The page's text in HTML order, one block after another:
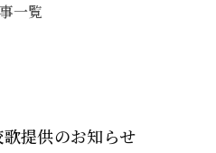
一覧
提供のお知らせ